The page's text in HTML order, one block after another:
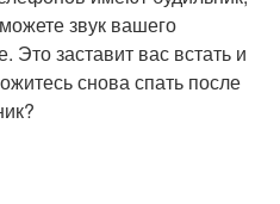
звук вашего
Это заставит вас встать и
снова спать после